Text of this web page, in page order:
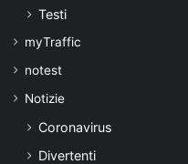
Testi
myTraffic
notest
Notizie
Coronavirus
Divertenti